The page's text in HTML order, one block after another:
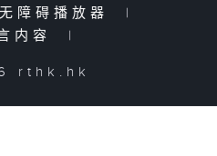
无障碍播放器
|
内容
|
rthk.hk